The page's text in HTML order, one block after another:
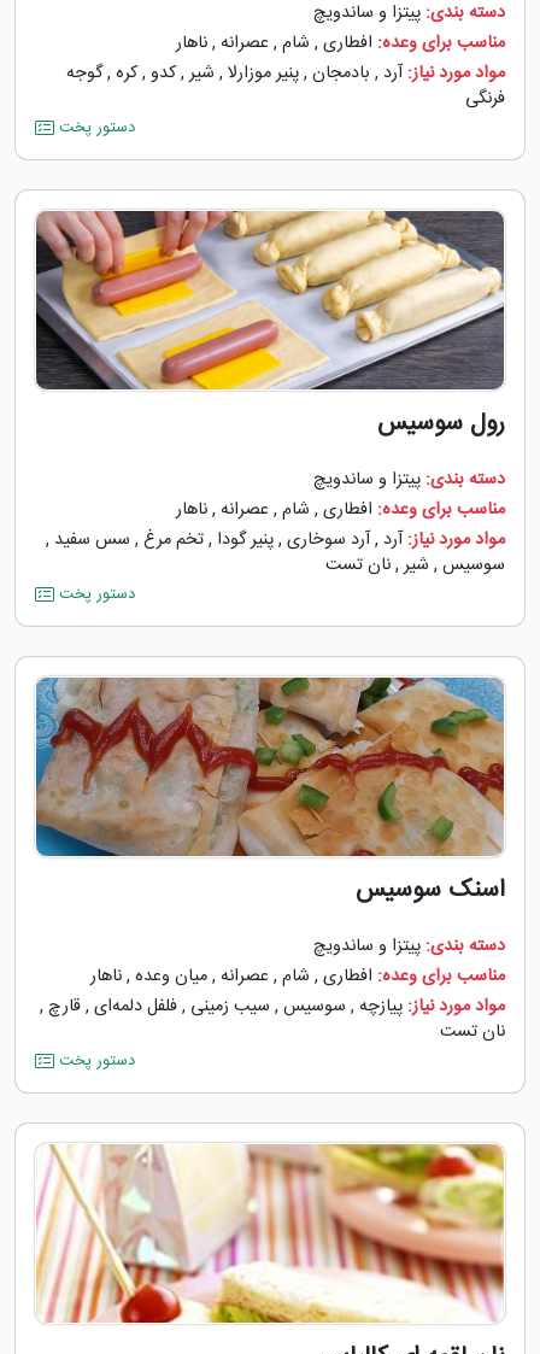
دسته بندی: پیتزا و ساندویچ
مناسب برای وعده: افطاری , شام , عصرانه ,ناهار
مواد مورد نیاز: آرد , بادمجان ,پنیر موزارلا , شیر,کدو ,کره ,گوجه
‌فرنگی
دستور پخت
رول سوسیس
دسته بندی: پیتزا و ساندویچ
مناسب برای وعده: افطاری , شام , عصرانه ,ناهار
مواد مورد نیاز: آرد ,آرد سوخاری ,پنیر گودا ,تخم مرغ , سس سفید ,
سوسیس , شیر,نان تست
دستور پخت
اسنک سوسیس
دسته بندی: پیتزا و ساندویچ
مناسب برای وعده: افطاری , شام , عصرانه ,میان وعده ,ناهار
مواد مورد نیاز: پیازچه , سوسیس , سیب زمینی ,فلفل دلمه‌‌ای ,قارچ ,
نان تست
دستور پخت